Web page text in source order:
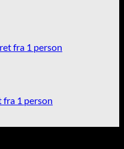
fra 1 person